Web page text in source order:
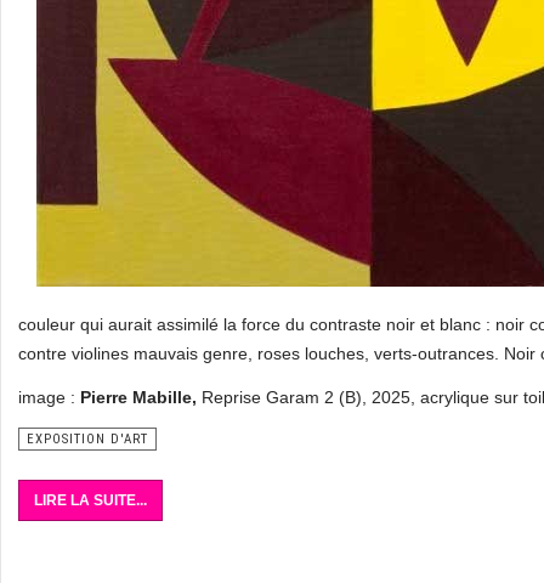
couleur qui aurait assimilé la force du contraste noir et blanc : noir
contre violines mauvais genre, roses louches, verts-outrances.
image : Pierre Mabille, Reprise Garam 2 (B), 2025, acrylique sur
EXPOSITION D'ART
LIRE LA SUITE...